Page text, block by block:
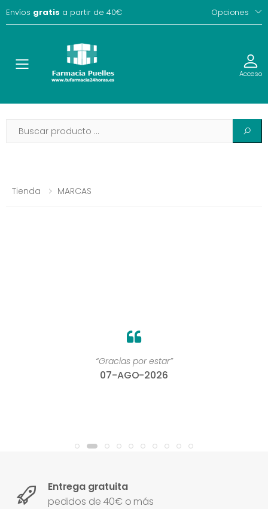
Envíos gratis a partir de 40€ Opciones
Toggle Acceso
Tienda MARCAS
“Gracias por estar”
07-AGO-2026
Entrega gratuita
pedidos de 40€ o más